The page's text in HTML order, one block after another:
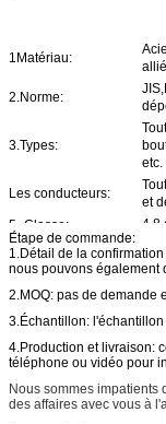
1Matériau:
2.Norme:
3.Types:
etc.
Les conducteurs:
et
5- Classe:
4.8
6Traitement de
surface:
7Spécification:
8. Procédure:
de
Étape de commande:
1.Détail de la
nous pouvons également
2.MOQ: pas de demande
3.Échantillon:
4.Production et livraison:
téléphone ou vidéo pour
Nous sommes impatients
des affaires avec vous à